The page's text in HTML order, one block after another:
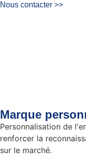
Nous contacter >>
Marque
Personnalisation de
renforcer la
sur le marché.